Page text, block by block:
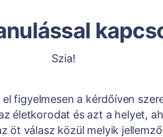
Szia!
figyelmesen a kérdőíven
életkorodat és azt a helyet,
öt válasz közül melyik